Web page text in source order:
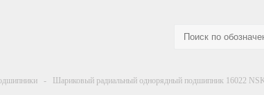
- Шариковый радиальный однорядный подшипник 16022